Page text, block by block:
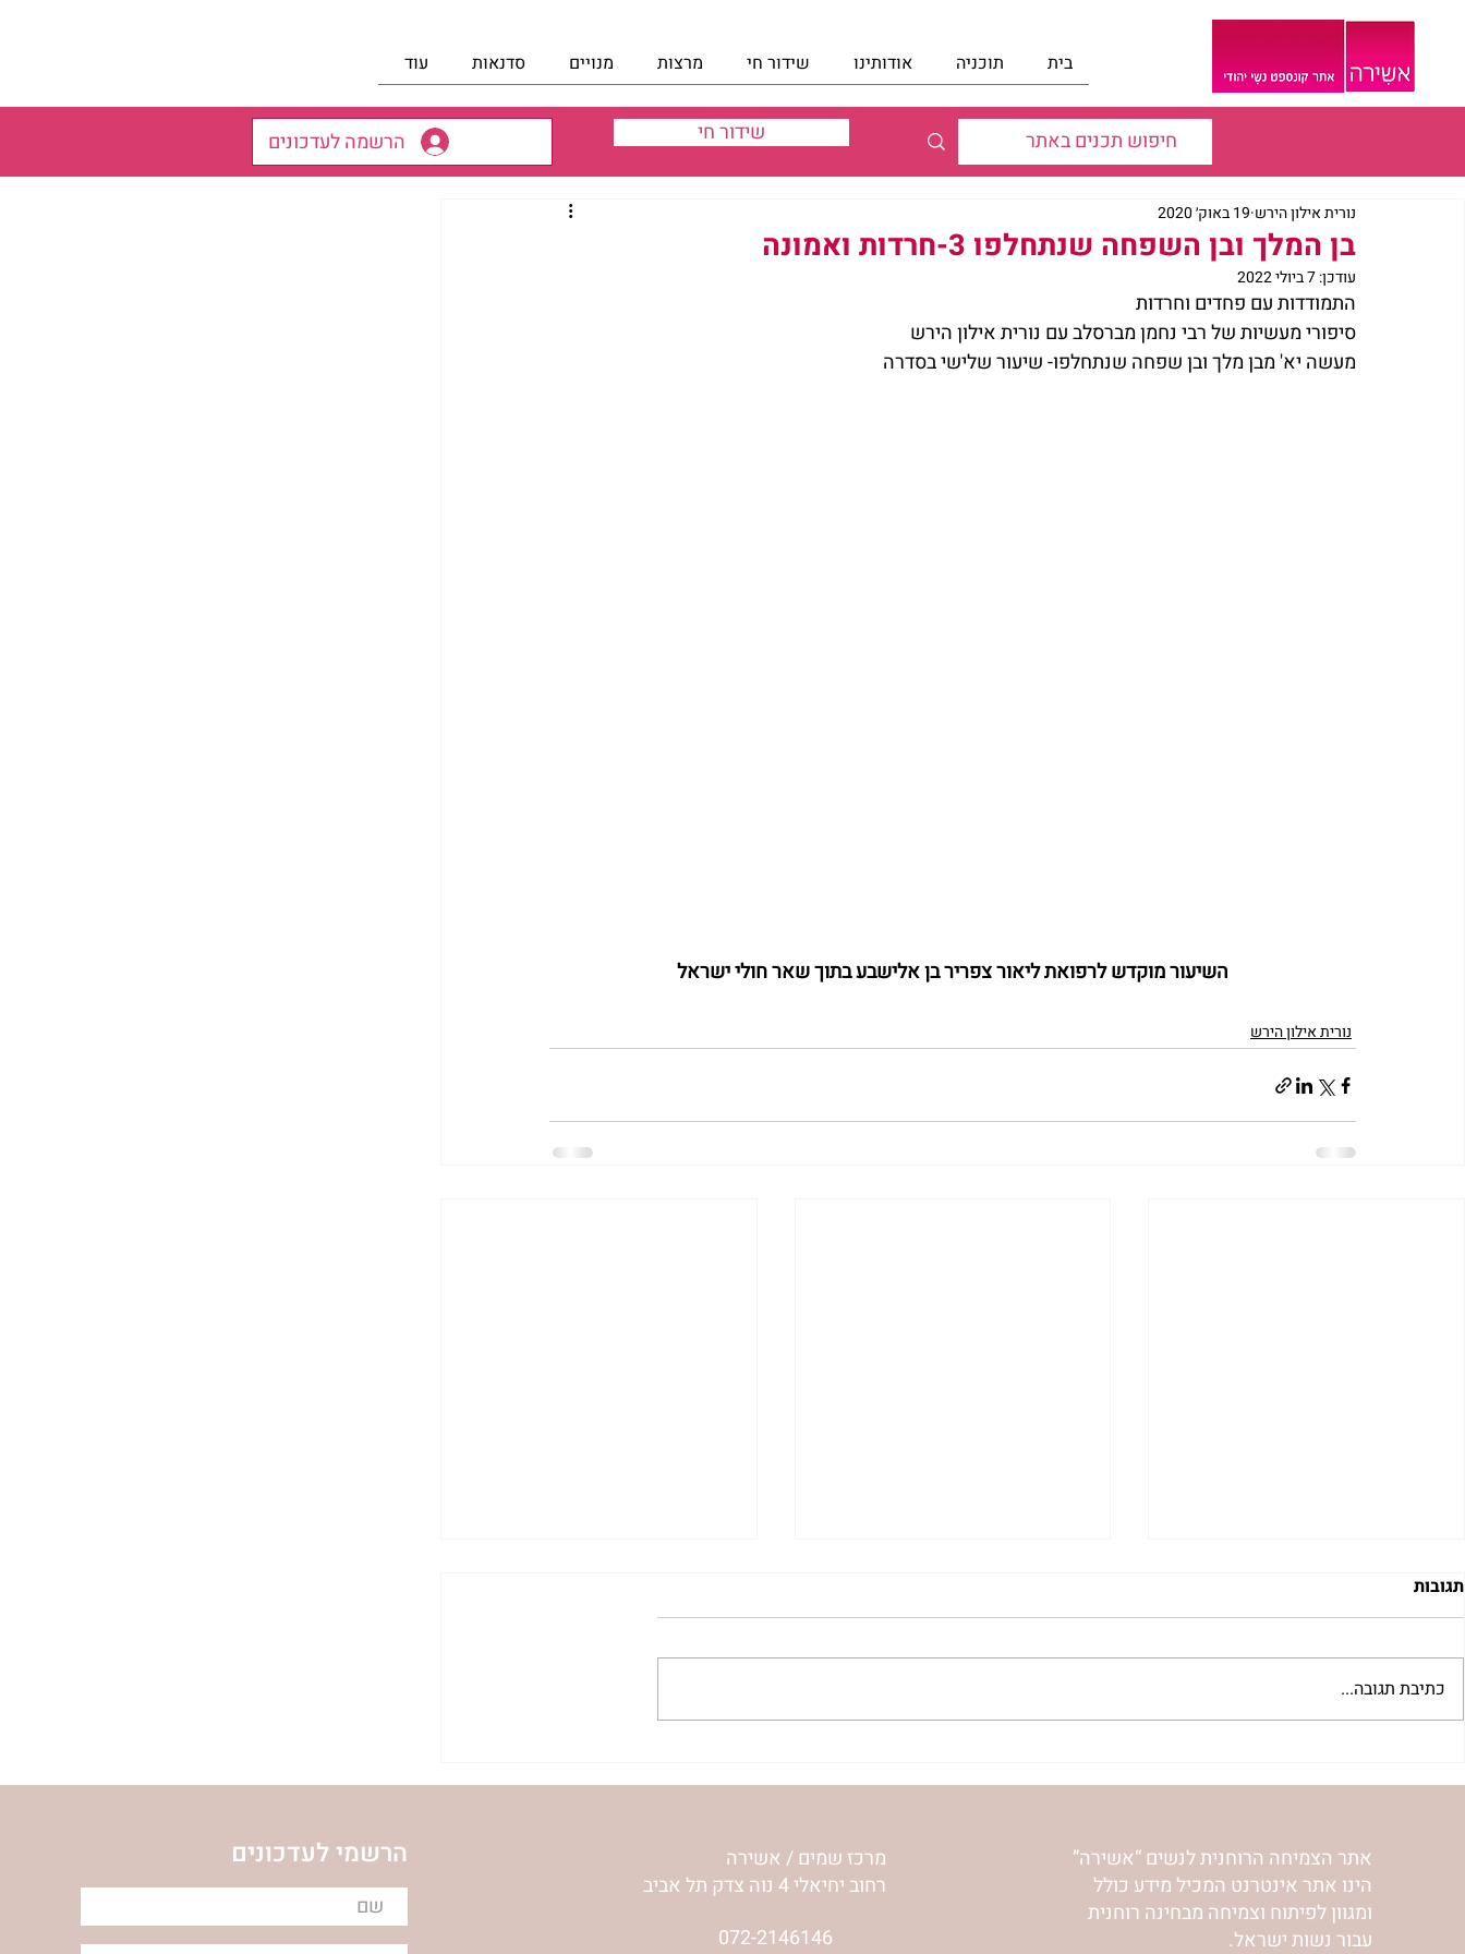
בית תוכניה אודותינו שידור חי מרצות מנויים סדנאות עוד
הרשמה לעדכונים שידור חי
בן המלך ובן השפחה שנתחלפו 3-חרדות ואמונה
נורית אילון הירש 19 באוק׳ 2020
עודכן:7 ביולי 2022
התמודדות עם פחדים וחרדות
סיפורי מעשיות של רבי נחמן מברסלב עם נורית אילון הירש
מעשה יא' מבן מלך ובן שפחה שנתחלפו- שיעור שלישי בסדרה
השיעור מוקדש לרפואת ליאור צפריר בן אלישבע בתוך שאר חולי ישראל
נורית אילון הירש
אילון הירש
אהבה | נורית אילון הירש
כלום | נורית אילון הירש
תגובות
כתיבת תגובה...
הרשמי לעדכונים
מרכז שמים / אשירה
רחוב יחיאלי 4 נוה צדק תל אביב
072-2146146
אתר הצמיחה הרוחנית לנשים “אשירה”
הינו אתר אינטרנט המכיל מידע כולל
ומגוון לפיתוח וצמיחה מבחינה רוחנית
עבור נשות ישראל.